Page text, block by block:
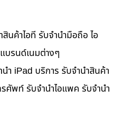
นค้าไอที รับจำนำมือถือ ไอ
บรนด์เนมต่างๆ
ำ iPad บริการ รับจำนำสินค้า
ศัพท์ รับจำนำไอแพค รับจำนำ